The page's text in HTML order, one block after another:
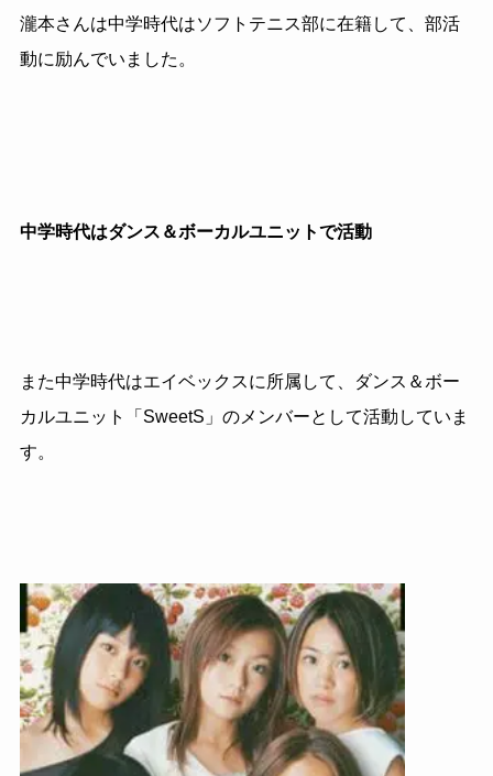
瀧本さんは中学時代はソフトテニス部に在籍して、部活
動に励んでいました。
中学時代はダンス＆ボーカルユニットで活動
また中学時代はエイベックスに所属して、ダンス＆ボー
カルユニット「SweetS」のメンバーとして活動していま
す。